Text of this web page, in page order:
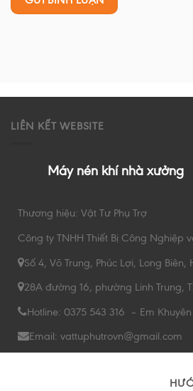
LIÊN KẾT WEBSITE
Máy nén khí nhà xưởng
Thương hiệu: Vật Tư Phụ Trợ
Công ty TNHH Thiết Bị Công Nghiệp
Số 4, Võ Trung, Phúc Lợi, Long Biên,
28A đường 16, phường Linh Trung,
Hotline: 0375 543 316 – Em Khuyên
Email: vattuphutrovn@gmail.com